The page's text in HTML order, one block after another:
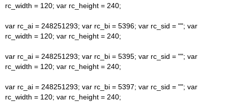
rc_width = 120; var rc_height = 240;
var rc_ai = 248251293; var rc_bi = 5396; var rc_sid = ""; var
rc_width = 120; var rc_height = 240;
var rc_ai = 248251293; var rc_bi = 5395; var rc_sid = ""; var
rc_width = 120; var rc_height = 240;
var rc_ai = 248251293; var rc_bi = 5397; var rc_sid = ""; var
rc_width = 120; var rc_height = 240;